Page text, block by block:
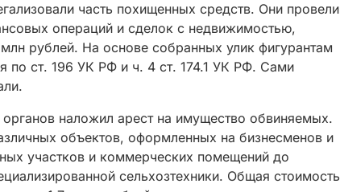
часть похищенных средств. Они провели
операций и сделок с недвижимостью,
рублей. На основе собранных улик фигурантам
по ст. 196 УК РФ и ч. 4 ст. 174.1 УК РФ. Сами
наложил арест на имущество обвиняемых.
объектов, оформленных на бизнесменов и
участков и коммерческих помещений до
сельхозтехники. Общая стоимость